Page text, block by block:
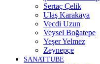
Sertaç Çelik
Ulaş Karakaya
Vecdi Uzun
Veysel Boğatepe
Yeşer Yelmez
Zeynepçe
SANATTUBE